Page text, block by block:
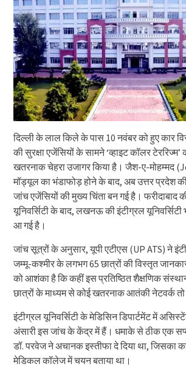
दिल्ली के लाल किले के पास 10 नवंबर को हुए कार
की सुरक्षा एजेंसियों के सामने ‘व्हाइट कॉलर
खतरनाक चेहरा उजागर किया है। जैश-ए-मोहम्मद
मॉड्यूल का भंडाफोड़ होने के बाद, अब उत्तर प्रदेश
जांच एजेंसियों की मुख्य चिंता बन गई है।
यूनिवर्सिटी के बाद, लखनऊ की इंटीग्रल
आ गई है।
जांच सूत्रों के अनुसार, यूपी एटीएस (UP ATS) ने
जम्मू-कश्मीर के लगभग 65 छात्रों की विस्तृत
को आशंका है कि कहीं इस प्रतिष्ठित शैक्षणिक
छात्रों के माध्यम से कोई खतरनाक आतंकी नेटवर्क तो
इंटीग्रल यूनिवर्सिटी के मेडिसिन डिपार्टमेंट में
अंसारी इस जांच के केंद्र में हैं। धमाके से ठीक एक
डॉ. परवेज ने अचानक इस्तीफा दे दिया था, जिसका
मेडिकल कॉलेज में चयन बताया था।